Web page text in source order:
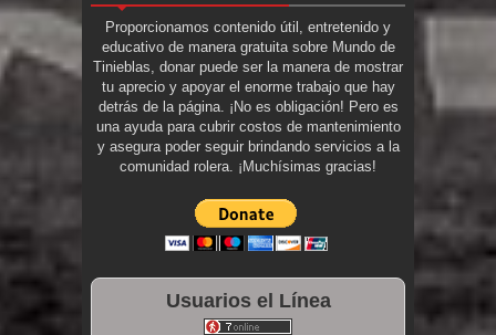
Proporcionamos contenido útil, entretenido y
educativo de manera gratuita sobre Mundo de
Tinieblas, donar puede ser la manera de mostrar
tu aprecio y apoyar el enorme trabajo que hay
detrás de la página. ¡No es obligación! Pero es
una ayuda para cubrir costos de mantenimiento
y asegura poder seguir brindando servicios a la
comunidad rolera. ¡Muchísimas gracias!
Usuarios el Línea